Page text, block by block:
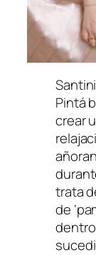
Pintá
crear
trata
de